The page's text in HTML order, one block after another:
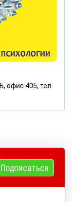
офис 405, тел.
Подписаться